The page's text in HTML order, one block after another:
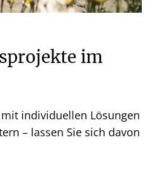
im
individuellen Lösungen
– lassen Sie sich davon